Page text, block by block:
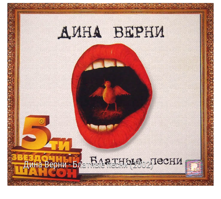
Дина Верни - Блатные песни (2002)
21.02.201912:50